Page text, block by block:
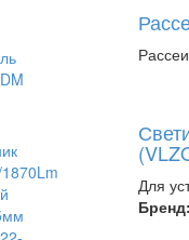
Для
Бренд: